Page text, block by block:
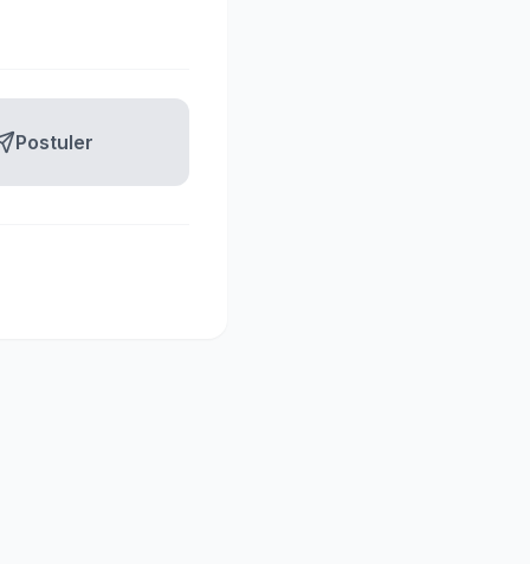
Postuler